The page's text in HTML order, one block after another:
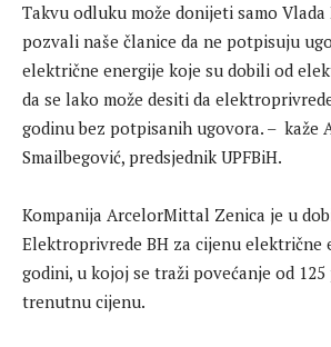
Takvu odluku može donijeti samo Vlada
pozvali naše članice da ne potpisuju
električne energije koje su dobili od
da se lako može desiti da
godinu bez potpisanih ugovora. – kaže
Smailbegović, predsjednik UPFBiH.
Kompanija ArcelorMittal Zenica je u
Elektroprivrede BH za cijenu električne
godini, u kojoj se traži povećanje od
trenutnu cijenu.